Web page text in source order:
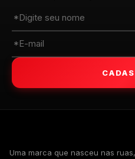
Uma marca que nasceu nas